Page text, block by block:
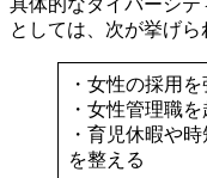
としては、次が挙げら
・女性の採用
・女性管理職
・育児休暇や
を整える